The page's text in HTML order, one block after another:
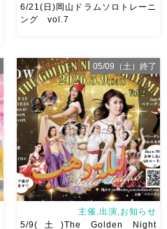
一年と二ヶ月ぶりの岡山ドラム
ソロトレーニング vol.7
今回
は6/21(日)開催です！ 最初にド
ラムソロトレーニングの予習的
なオールレベルダラブッカWS
もありますので奏者の方はぜひ
奏者の方もダン […]
6/21(日)岡山ドラムソロトレーニ
ング vol.7
主催,出演,お知らせ
5/9(土)The Golden Night
05/09（土）終了